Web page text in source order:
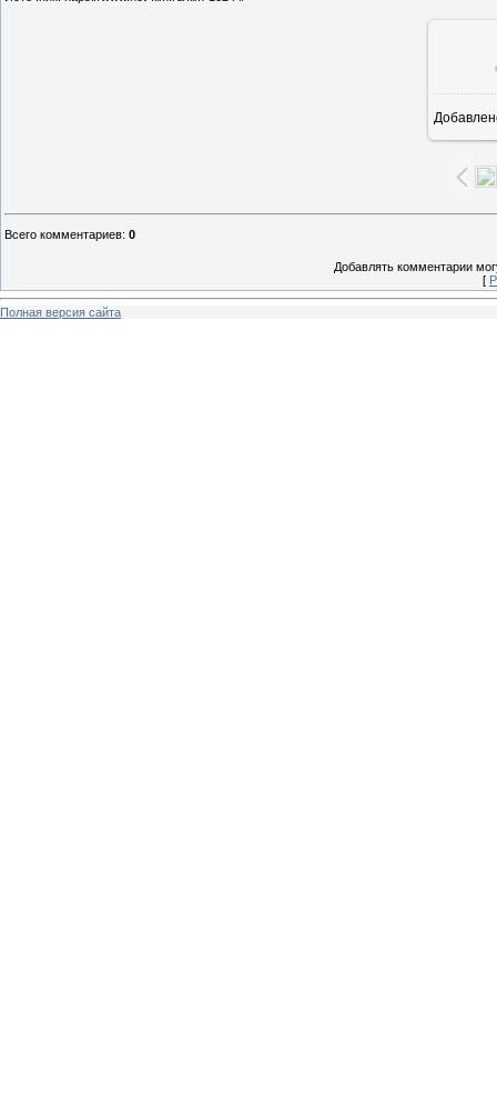
Всего комментариев: 0
Добавлять комментарии
[
Полная версия сайта